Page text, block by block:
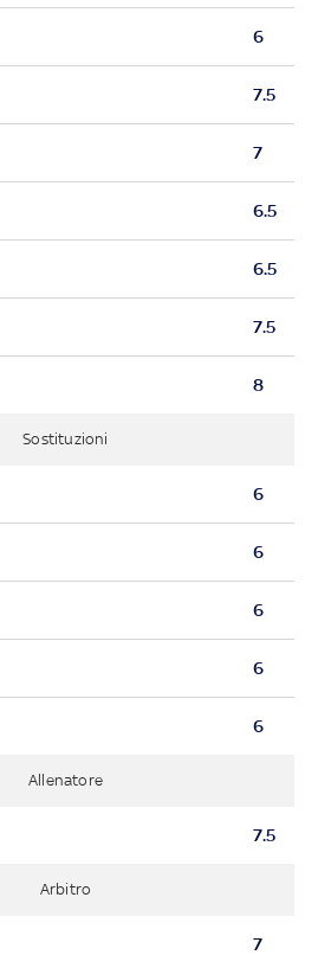
6
7.5
7
6.5
6.5
7.5
8
Sostituzioni
6
6
6
6
6
Allenatore
7.5
Arbitro
7